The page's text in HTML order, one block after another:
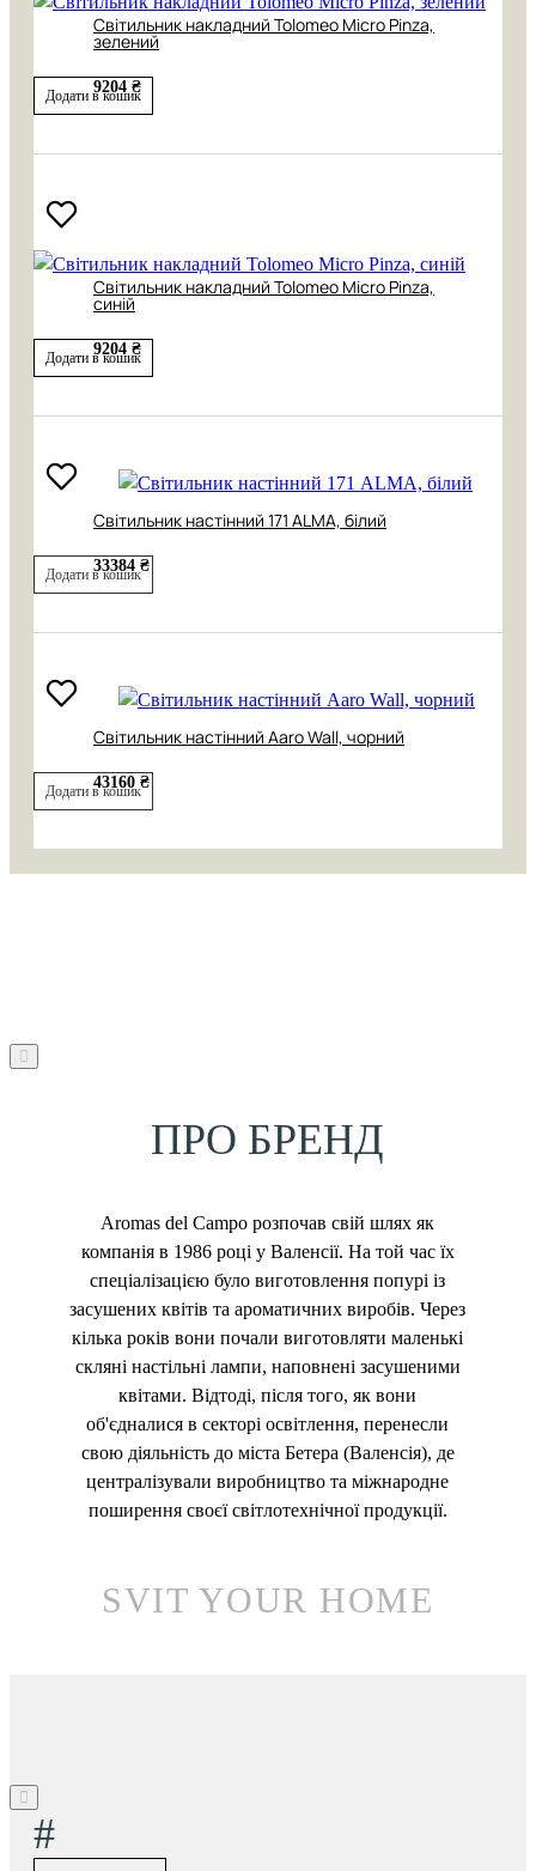
Світильник накладний Tolomeo Micro Pinza,
зелений
9204 ₴
Додати в кошик
Світильник накладний Tolomeo Micro Pinza,
синій
9204 ₴
Додати в кошик
Світильник настінний 171 АLMA, білий
33384 ₴
Додати в кошик
Світильник настінний Aaro Wall, чорний
43160 ₴
Додати в кошик
ПРО БРЕНД
Aromas del Campo розпочав свій шлях як
компанія в 1986 році у Валенсії. На той час їх
спеціалізацією було виготовлення попурі із
засушених квітів та ароматичних виробів. Через
кілька років вони почали виготовляти маленькі
скляні настільні лампи, наповнені засушеними
квітами. Відтоді, після того, як вони
об'єдналися в секторі освітлення, перенесли
свою діяльність до міста Бетера (Валенсія), де
централізували виробництво та міжнародне
поширення своєї світлотехнічної продукції.
SVIT YOUR HOME
#